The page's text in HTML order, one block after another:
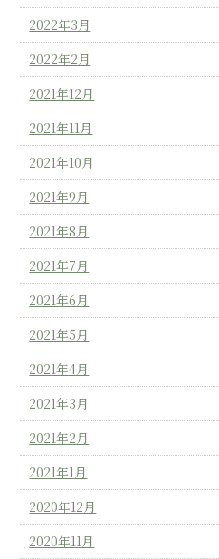
2022年3月
2022年2月
2021年12月
2021年11月
2021年10月
2021年9月
2021年8月
2021年7月
2021年6月
2021年5月
2021年4月
2021年3月
2021年2月
2021年1月
2020年12月
2020年11月